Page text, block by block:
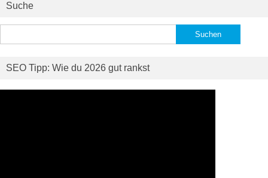
Suche
nach:
SEO Tipp: Wie du 2026 gut rankst